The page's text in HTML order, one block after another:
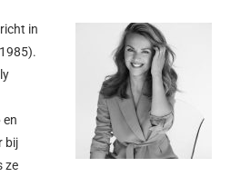
in
en
bij
ze